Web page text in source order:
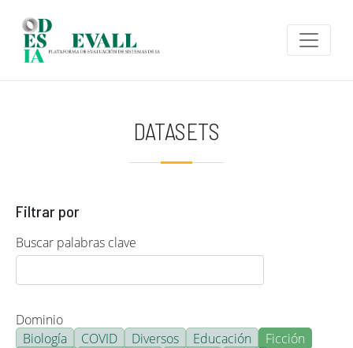
DATASETS
Filtrar por
Buscar palabras clave
Dominio
Biología
COVID Diversos Educación
Ficción